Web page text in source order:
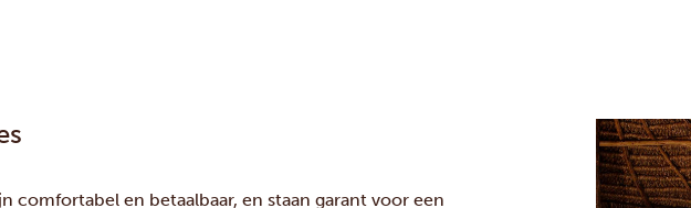
comfortabel en betaalbaar, en staan garant voor een